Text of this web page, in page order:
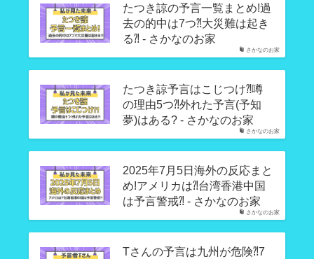
さかなのお家
たつき諒の予言一覧まとめ!過
去の的中は7つ⁈大災難は起き
る⁈ - さかなのお家
さかなのお家
たつき諒予言はこじつけ⁈噂
の理由5つ⁈外れた予言(予知
夢)はある? - さかなのお家
さかなのお家
2025年7月5日海外の反応まと
め!アメリカは⁈台湾香港中国
は予言警戒⁈ - さかなのお家
Tさんの予言は九州が危険⁈7